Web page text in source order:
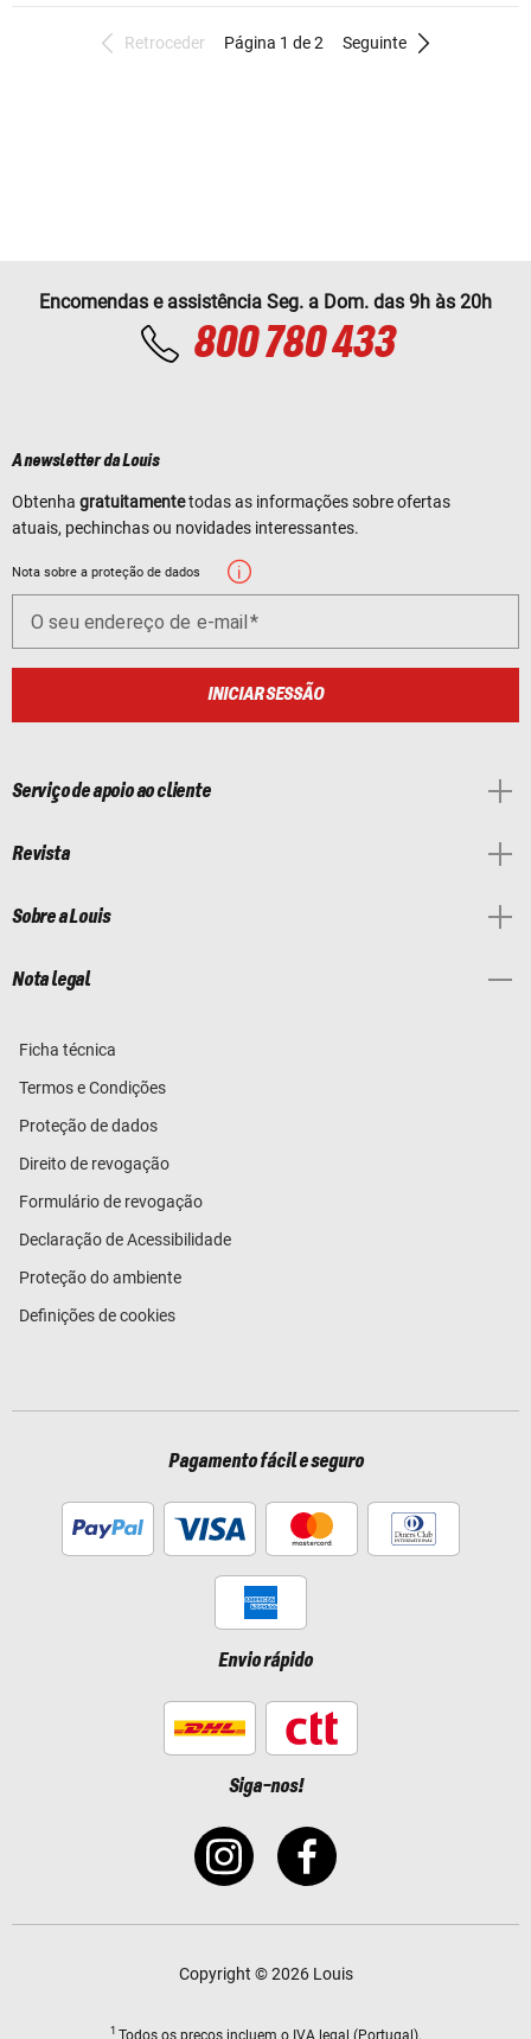
Retroceder Página 1 de 2 Seguinte
Encomendas e assistência Seg. a Dom. das 9h às 20h
800 780 433
A newsletter da Louis
Obtenha gratuitamentetodas as informações sobre ofertas
atuais, pechinchas ou novidades interessantes.
Nota sobre a proteção de dados
O seu endereço de e-mail
INICIAR SESSÃO
Serviço de apoio ao cliente
Revista
Sobre a Louis
Nota legal
Ficha técnica
Termos e Condições
Proteção de dados
Direito de revogação
Formulário de revogação
Declaração de Acessibilidade
Proteção do ambiente
Definições de cookies
Pagamento fácil e seguro
Envio rápido
Siga-nos!
Copyright © 2026 Louis
1 Todos os preços incluem o IVA legal (Portugal).